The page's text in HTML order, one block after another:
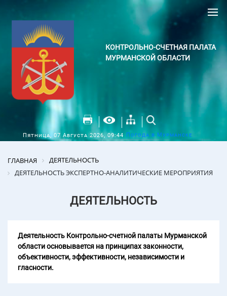
КОНТРОЛЬНО-СЧЕТНАЯ ПАЛАТА
МУРМАНСКОЙ ОБЛАСТИ
Пятница, 07 Августа 2026, 09:44 Погода в Мурманске
ГЛАВНАЯ
ДЕЯТЕЛЬНОСТЬ
ДЕЯТЕЛЬНОСТЬ ЭКСПЕРТНО-АНАЛИТИЧЕСКИЕ МЕРОПРИЯТИЯ
ДЕЯТЕЛЬНОСТЬ
Деятельность Контрольно-счетной палаты Мурманской
области основывается на принципах законности,
объективности, эффективности, независимости и
гласности.